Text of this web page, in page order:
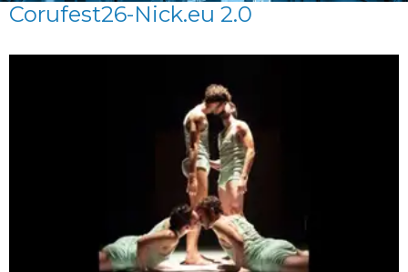
Corufest26-Nick.eu 2.0